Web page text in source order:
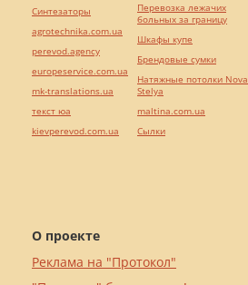
О проекте
Реклама на "Протокол"
Синтезаторы
agrotechnika.com.ua
perevod.agency
europeservice.com.ua
mk-translations.ua
текст юа
kievperevod.com.ua
Перевозка лежачих
больных за границу
Шкафы купе
Брендовые сумки
Натяжные потолки Nova
Stelya
maltina.com.ua
Cылки